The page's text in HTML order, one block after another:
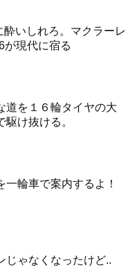
いしれろ。マクラーレ
が現代に宿る
道を１６輪タイヤの大
け抜ける。
一輪車で案内するよ！
じゃなくなったけど..